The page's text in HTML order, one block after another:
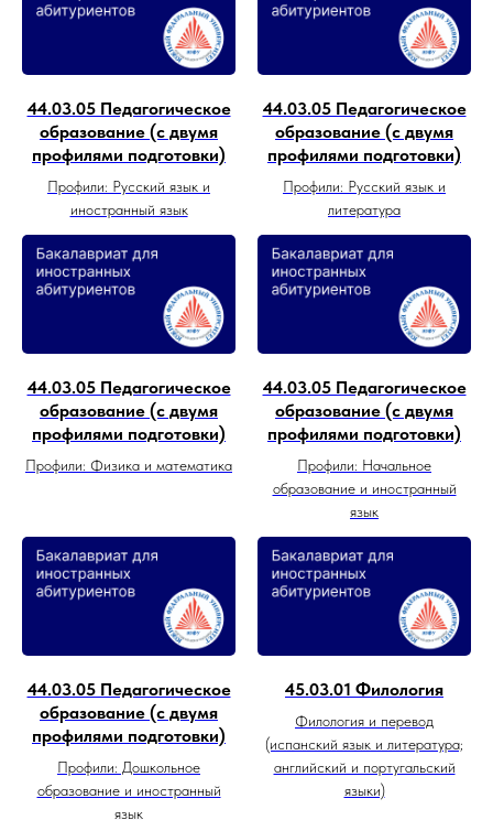
44.03.05 Педагогическое
образование (с двумя
профилями подготовки)
Профили: Русский язык и
иностранный язык
44.03.05 Педагогическое
образование (с двумя
профилями подготовки)
Профили: Русский язык и
литература
44.03.05 Педагогическое
образование (с двумя
профилями подготовки)
Профили: Физика и математика
44.03.05 Педагогическое
образование (с двумя
профилями подготовки)
Профили: Начальное
образование и иностранный
язык
44.03.05 Педагогическое
образование (с двумя
профилями подготовки)
Профили: Дошкольное
образование и иностранный
язык
45.03.01 Филология
Филология и перевод
(испанский язык и литература;
английский и португальский
языки)